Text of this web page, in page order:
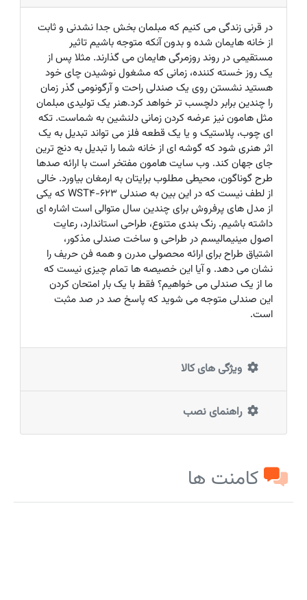
در قرنی زندگی می کنیم که مبلمان بخش جدا نشدنی و ثابت
از خانه هایمان شده و بدون آنکه متوجه باشیم تاثیر
مستقیمی در روند روزمرگی هایمان می گذارند. مثلا پس از
یک روز خسته کننده، زمانی که مشغول نوشیدن چای خود
هستید نشستن روی یک صندلی راحت و آرگونومی گذر زمان
را چندین برابر دلچسب تر خواهد کرد.هنر یک تولیدی مبلمان
مثل هامون نیز عرضه کردن زمانی دلنشین به شماست. تکه
ای چوب، پلاستیک و یا یک قطعه فلز می تواند تبدیل به یک
اثر هنری شود که گوشه ای از خانه شما را تبدیل به دنج ترین
جای جهان کند. وب سایت هامون مفتخر است با ارائه صدها
طرح گوناگون، محیطی مطلوب برایتان به ارمغان بیاورد. خالی
از لطف نیست که در این بین به صندلی WST4-623 که یکی
از مدل های پرفروش برای چندین سال متوالی است اشاره ای
داشته باشیم. رنگ بندی متنوع، طراحی استاندارد، رعایت
اصول مینیمالیسم در طراحی و ساخت صندلی مذکور،
اشتیاق طراح برای ارائه محصولی مدرن و همه فن حریف را
نشان می دهد. و آیا این خصیصه ها تمام چیزی نیست که
ما از یک صندلی می خواهیم؟ فقط با یک بار امتحان کردن
این صندلی متوجه می شوید که پاسخ صد در صد مثبت
است.
ویژگی های کالا
راهنمای نصب
کامنت ها